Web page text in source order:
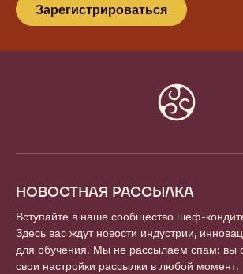
Зарегистрироваться
НОВОСТНАЯ РАССЫЛКА
Вступайте в наше сообщество шеф-
Здесь вас ждут новости индустрии,
для обучения. Мы не рассылаем спам: вы
свои настройки рассылки в любой момент.